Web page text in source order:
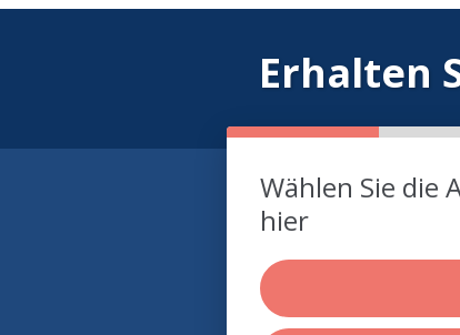
Erhalten
Wählen Sie die
hier